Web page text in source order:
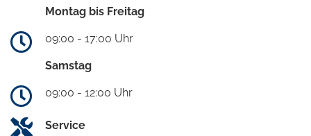
Montag bis Freitag
09:00 - 17:00 Uhr
Samstag
09:00 - 12:00 Uhr
Service